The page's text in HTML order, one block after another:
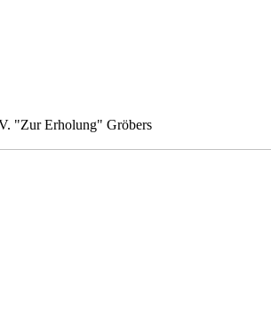
"Zur Erholung" Gröbers